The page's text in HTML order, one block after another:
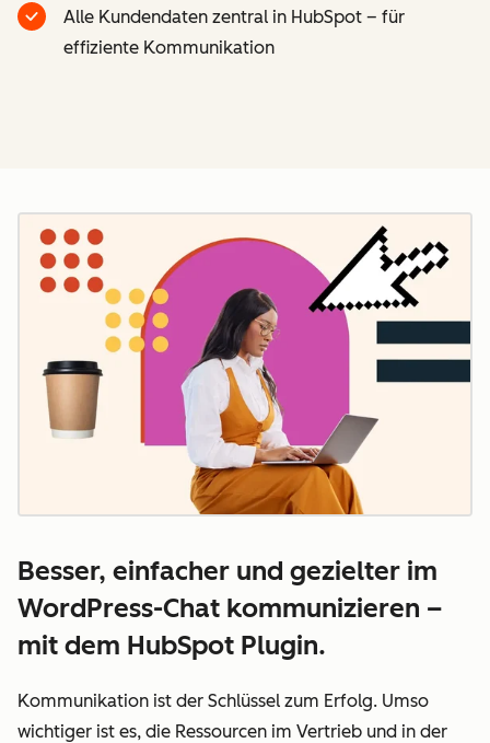
Alle Kundendaten zentral in HubSpot – für
effiziente Kommunikation
Besser, einfacher und gezielter im
WordPress-Chat kommunizieren –
mit dem HubSpot Plugin.
Kommunikation ist der Schlüssel zum Erfolg. Umso
wichtiger ist es, die Ressourcen im Vertrieb und in der